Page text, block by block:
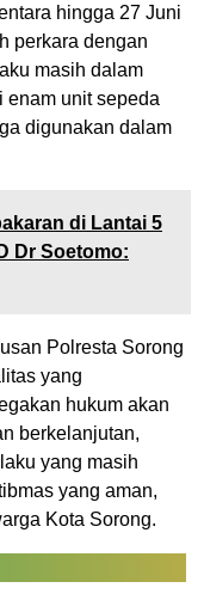
hingga 27 Juni
perkara dengan
masih dalam
enam unit sepeda
digunakan dalam
di Lantai 5
Dr Soetomo:
Polresta Sorong
yang
hukum akan
berkelanjutan,
yang masih
yang aman,
Kota Sorong.